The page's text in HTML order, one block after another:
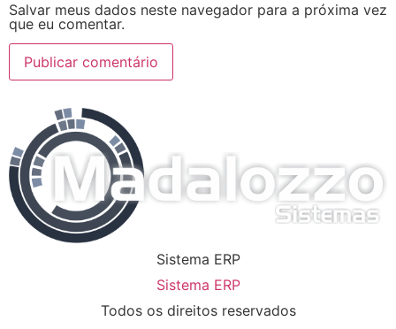
Salvar meus dados neste navegador para a próxima vez
que eu comentar.
Sistema ERP
Sistema ERP
Todos os direitos reservados